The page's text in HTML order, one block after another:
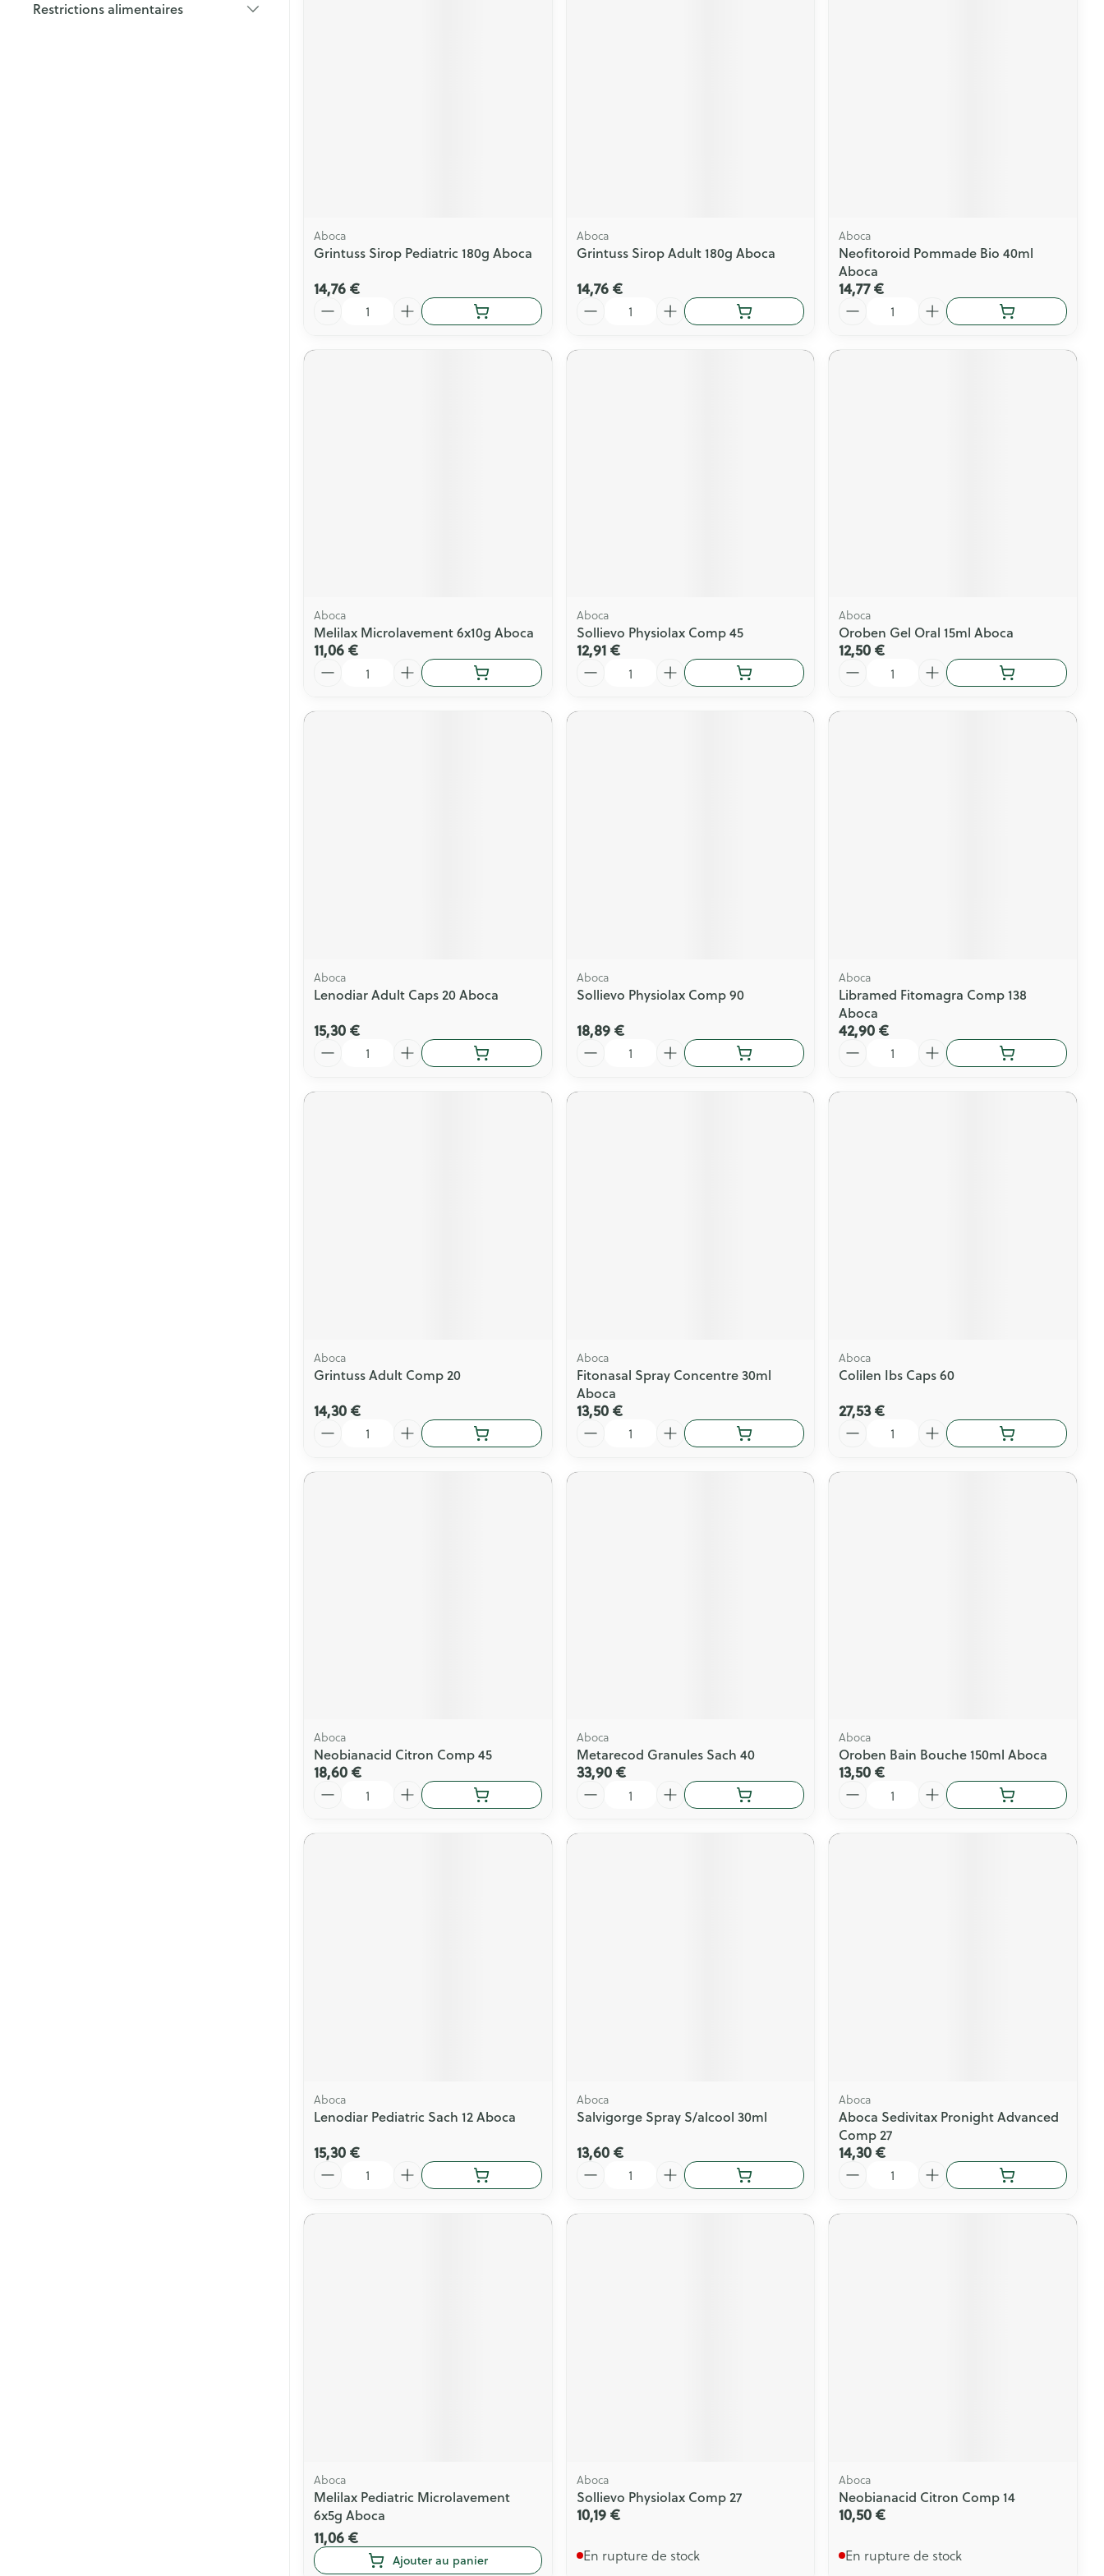
Restrictions alimentaires
Aboca
Grintuss Sirop Pediatric 180g Aboca
14,76 €
Quantité
Aboca
Grintuss Sirop Adult 180g Aboca
14,76 €
Quantité
Aboca
Neofitoroid Pommade Bio 40ml
Aboca
14,77 €
Quantité
Aboca
Melilax Microlavement 6x10g Aboca
11,06 €
Quantité
Aboca
Sollievo Physiolax Comp 45
12,91 €
Quantité
Aboca
Oroben Gel Oral 15ml Aboca
12,50 €
Quantité
Aboca
Lenodiar Adult Caps 20 Aboca
15,30 €
Quantité
Aboca
Sollievo Physiolax Comp 90
18,89 €
Quantité
Aboca
Libramed Fitomagra Comp 138
Aboca
42,90 €
Quantité
Aboca
Grintuss Adult Comp 20
14,30 €
Quantité
Aboca
Fitonasal Spray Concentre 30ml
Aboca
13,50 €
Quantité
Aboca
Colilen Ibs Caps 60
27,53 €
Quantité
Aboca
Neobianacid Citron Comp 45
18,60 €
Quantité
Aboca
Metarecod Granules Sach 40
33,90 €
Quantité
Aboca
Oroben Bain Bouche 150ml Aboca
13,50 €
Quantité
Aboca
Lenodiar Pediatric Sach 12 Aboca
15,30 €
Quantité
Aboca
Salvigorge Spray S/alcool 30ml
13,60 €
Quantité
Aboca
Aboca Sedivitax Pronight Advanced
Comp 27
14,30 €
Quantité
Aboca
Melilax Pediatric Microlavement
6x5g Aboca
11,06 €
Ajouter au panier
Aboca
Sollievo Physiolax Comp 27
10,19 €
En rupture de stock
Aboca
Neobianacid Citron Comp 14
10,50 €
En rupture de stock